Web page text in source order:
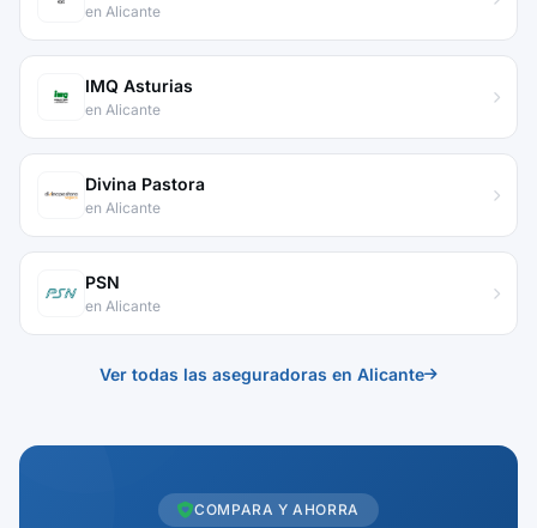
en Alicante
IMQ Asturias
en Alicante
Divina Pastora
en Alicante
PSN
en Alicante
Ver todas las aseguradoras en Alicante
COMPARA Y AHORRA